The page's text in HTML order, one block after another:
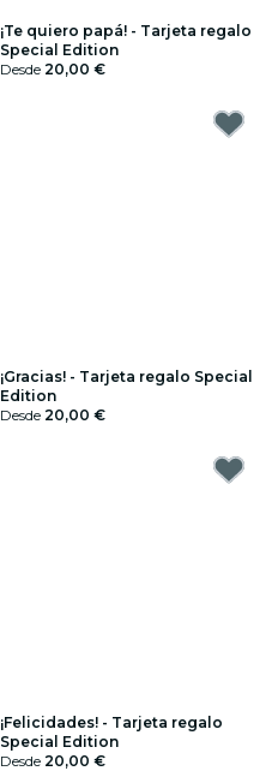
¡Te quiero papá! - Tarjeta regalo
Special Edition
Desde 20,00 €
¡Gracias! - Tarjeta regalo Special
Edition
Desde 20,00 €
¡Felicidades! - Tarjeta regalo
Special Edition
Desde 20,00 €